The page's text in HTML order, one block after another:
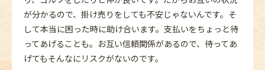
が分かるので、掛け売りをしても不安じゃないんです。そ
して本当に困った時に助け合います。支払いをちょっと待
ってあげることも。お互い信頼関係があるので、待ってあ
げてもそんなにリスクがないのです。